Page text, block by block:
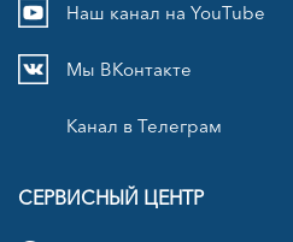
Наш канал на YouTube
Мы ВКонтакте
Канал в Телеграм
СЕРВИСНЫЙ ЦЕНТР